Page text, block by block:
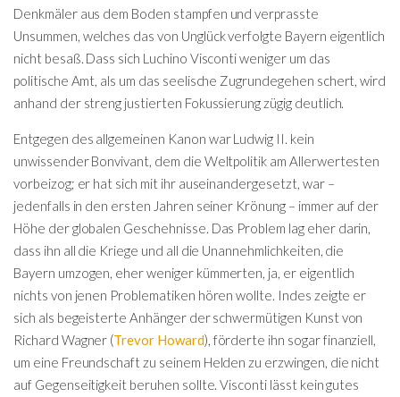
Denkmäler aus dem Boden stampfen und verprasste
Unsummen, welches das von Unglück verfolgte Bayern eigentlich
nicht besaß. Dass sich Luchino Visconti weniger um das
politische Amt, als um das seelische Zugrundegehen schert, wird
anhand der streng justierten Fokussierung zügig deutlich.
Entgegen des allgemeinen Kanon war Ludwig II. kein
unwissender Bonvivant, dem die Weltpolitik am Allerwertesten
vorbeizog; er hat sich mit ihr auseinandergesetzt, war –
jedenfalls in den ersten Jahren seiner Krönung – immer auf der
Höhe der globalen Geschehnisse. Das Problem lag eher darin,
dass ihn all die Kriege und all die Unannehmlichkeiten, die
Bayern umzogen, eher weniger kümmerten, ja, er eigentlich
nichts von jenen Problematiken hören wollte. Indes zeigte er
sich als begeisterte Anhänger der schwermütigen Kunst von
Richard Wagner (Trevor Howard), förderte ihn sogar finanziell,
um eine Freundschaft zu seinem Helden zu erzwingen, die nicht
auf Gegenseitigkeit beruhen sollte. Visconti lässt kein gutes